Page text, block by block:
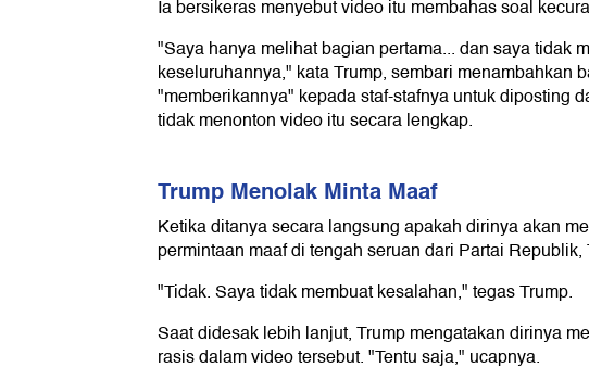
Ia bersikeras menyebut video itu membahas soal
"Saya hanya melihat bagian pertama... dan saya tidak
keseluruhannya," kata Trump, sembari menambahkan
"memberikannya" kepada staf-stafnya untuk diposting
tidak menonton video itu secara lengkap.
Trump Menolak Minta Maaf
Ketika ditanya secara langsung apakah dirinya akan
permintaan maaf di tengah seruan dari Partai Republik,
"Tidak. Saya tidak membuat kesalahan," tegas Trump.
Saat didesak lebih lanjut, Trump mengatakan dirinya
rasis dalam video tersebut. "Tentu saja," ucapnya.